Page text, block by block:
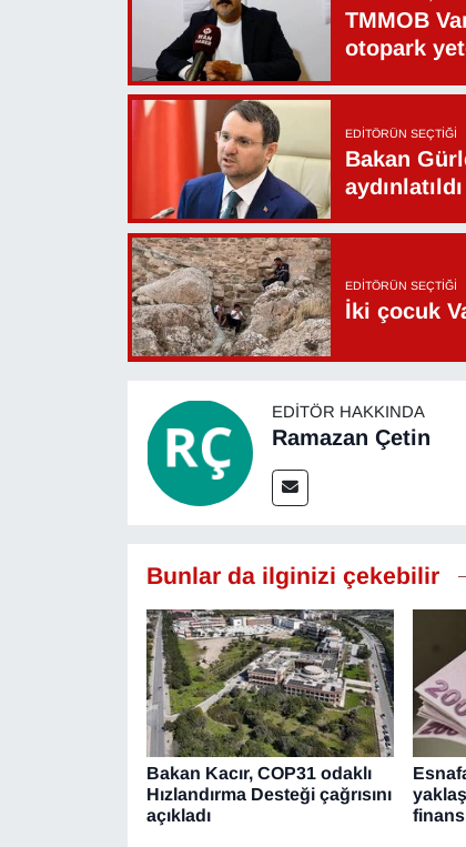
TMMOB
otopark
EDITÖRÜN SEÇTIĞI
Bakan
aydınlatıldı
EDITÖRÜN SEÇTIĞI
İki çocuk
EDITÖR HAKKINDA
Ramazan Çetin
Bunlar da ilginizi çekebilir
Bakan Kacır, COP31 odaklı
Hızlandırma Desteği çağrısını
açıkladı
SİYASET
TEKNOLOJİ
VAN'DA SPOR